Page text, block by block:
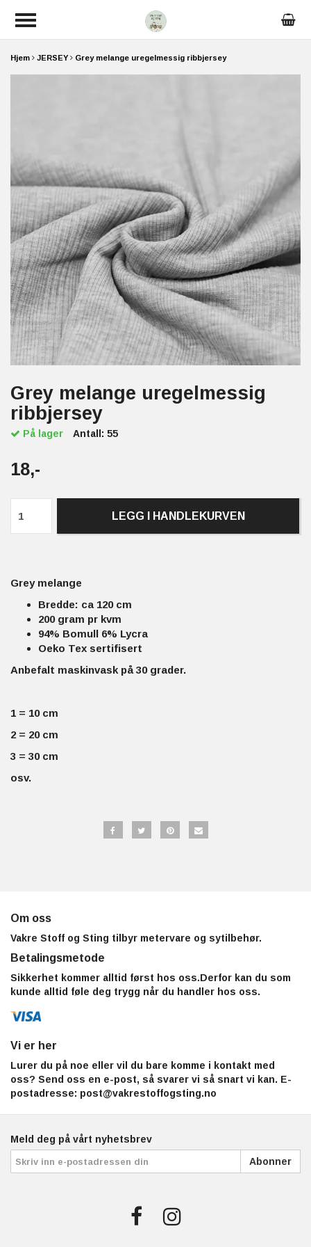
Hjem JERSEY Grey melange uregelmessig ribbjersey
Grey melange uregelmessig
ribbjersey
På lager Antall: 55
18,-
LEGG I HANDLEKURVEN
Grey melange
Bredde: ca 120 cm
200 gram pr kvm
94% Bomull 6% Lycra
Oeko Tex sertifisert
Anbefalt maskinvask på 30 grader.
1 = 10 cm
2 = 20 cm
3 = 30 cm
osv.
Om oss
Vakre Stoff og Sting tilbyr metervare og sytilbehør.
Betalingsmetode
Sikkerhet kommer alltid først hos oss.Derfor kan du som
kunde alltid føle deg trygg når du handler hos oss.
Vi er her
Lurer du på noe eller vil du bare komme i kontakt med
oss? Send oss en e-post, så svarer vi så snart vi kan. E-
postadresse: post@vakrestoffogsting.no
Meld deg på vårt nyhetsbrev
Abonner